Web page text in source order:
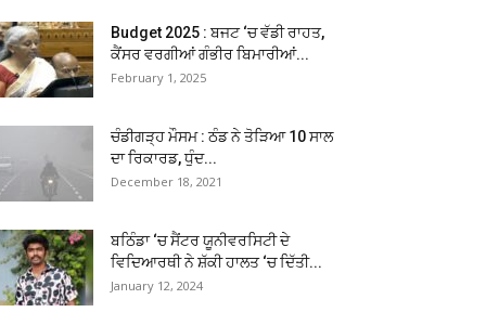
Budget 2025 : ਬਜਟ ‘ਚ ਵੱਡੀ ਰਾਹਤ,
ਕੈਂਸਰ ਵਰਗੀਆਂ ਗੰਭੀਰ ਬਿਮਾਰੀਆਂ...
February 1, 2025
ਚੰਡੀਗੜ੍ਹ ਮੌਸਮ : ਠੰਡ ਨੇ ਤੋੜਿਆ 10 ਸਾਲ
ਦਾ ਰਿਕਾਰਡ, ਧੁੰਦ...
December 18, 2021
ਬਠਿੰਡਾ ‘ਚ ਸੈਂਟਰ ਯੂਨੀਵਰਸਿਟੀ ਦੇ
ਵਿਦਿਆਰਥੀ ਨੇ ਸ਼ੱਕੀ ਹਾਲਤ ‘ਚ ਦਿੱਤੀ...
January 12, 2024